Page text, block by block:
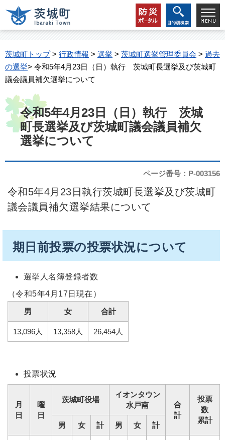
茨城町トップ> 行政情報 > 選挙 > 茨城町選挙管理委員会 > 過去
の選挙> 令和5年4月23日（日）執行 茨城町長選挙及び茨城町
議会議員補欠選挙について
令和5年4月23日（日）執行 茨城
町長選挙及び茨城町議会議員補欠
選挙について
ページ番号：P-003156
令和5年4月23日執行茨城町長選挙及び茨城町
議会議員補欠選挙結果について
期日前投票の投票状況について
選挙人名簿登録者数
（令和5年4月17日現在）
男 女 合計
13,096人 13,358人 26,454人
投票状況
月
日
曜
日
茨城町役場
イオンタウン
水戸南
合
計
投票
数
累計
男 女 計 男 女 計